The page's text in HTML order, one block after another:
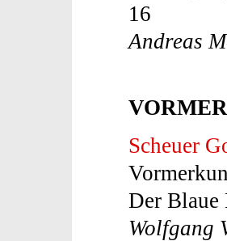
16
Andreas
Scheuer
Der Blaue
Wolfgang